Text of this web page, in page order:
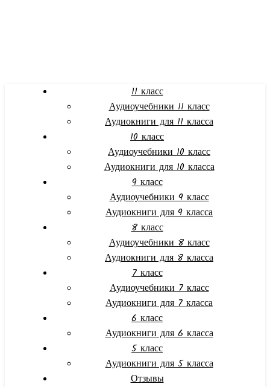
11 класс
Аудиоучебники 11 класс
Аудиокниги для 11 класса
10 класс
Аудиоучебники 10 класс
Аудиокниги для 10 класса
9 класс
Аудиоучебники 9 класс
Аудиокниги для 9 класса
8 класс
Аудиоучебники 8 класс
Аудиокниги для 8 класса
7 класс
Аудиоучебники 7 класс
Аудиокниги для 7 класса
6 класс
Аудиокниги для 6 класса
5 класс
Аудиокниги для 5 класса
Отзывы